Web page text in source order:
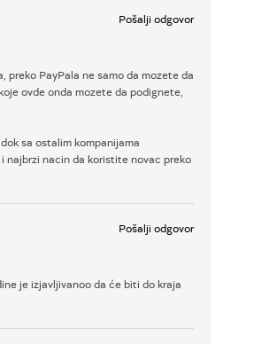
Pošalji odgovor
preko PayPala ne samo da mozete da
ovde onda mozete da podignete,
sa ostalim kompanijama
najbrzi nacin da koristite novac preko
Pošalji odgovor
je izjavljivanoo da će biti do kraja